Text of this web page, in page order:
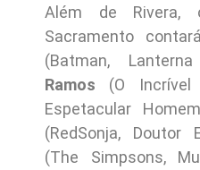
Além de
Sacramento
(Batman,
Ramos (O Incrível
Espetacular
(RedSonja, Doutor
(The Simpsons,